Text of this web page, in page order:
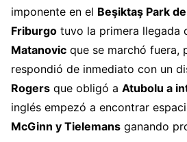
imponente en el Beşiktaş Park
Friburgo tuvo la primera llegada
Matanovic que se marchó fuera,
respondió de inmediato con un
Rogers que obligó a Atubolu a
inglés empezó a encontrar
McGinn y Tielemans ganando